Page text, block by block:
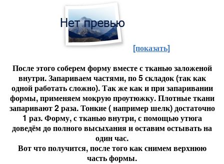
[показать]
После этого соберем форму вместе с тканью заложеной
внутри.Запариваем частями, по 5 складок (так как
одной работать сложно). Так же как и при запаривании
формы, применяем мокрую проутюжку. Плотные ткани
запаривают 2 раза. Тонкие ( например шелк) достаточно
1 раз. Форму, с тканью внутри, с помощью утюга
доведём до полного высыхания и оставим остывать на
один час.
Вот что получится, после того как снимем верхнюю
часть формы.